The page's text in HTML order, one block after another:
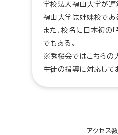
学校法人福山大学が運
福山大学は姉妹校であ
また、校名に日本初の
でもある。
※秀桜会ではこちらの
生徒の指導に対応して
アクセス